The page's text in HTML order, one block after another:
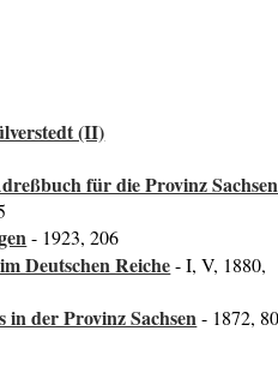
(II)
für die Provinz Sachsen
- 1923, 206
Deutschen Reiche- I, V, 1880,
in der Provinz Sachsen- 1872,